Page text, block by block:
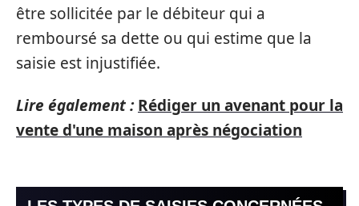
être sollicitée par le débiteur qui a
remboursé sa dette ou qui estime que la
saisie est injustifiée.
Lire également : Rédiger un avenant pour la
vente d'une maison après négociation